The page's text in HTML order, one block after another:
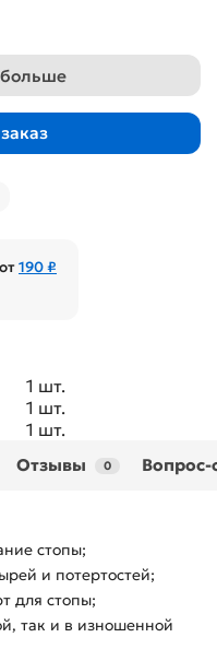
190 ₽
1 шт.
1 шт.
1 шт.
Отзывы 0 Вопрос-
стопы;
и потертостей;
для стопы;
так и в изношенной